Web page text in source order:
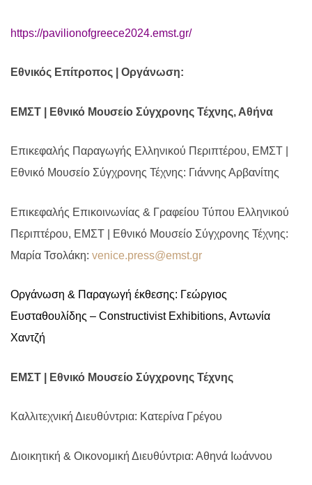
https://pavilionofgreece2024.emst.gr/
Εθνικός Επίτροπος | Οργάνωση:
ΕΜΣΤ | Εθνικό Μουσείο Σύγχρονης Τέχνης, Αθήνα
Επικεφαλής Παραγωγής Ελληνικού Περιπτέρου, ΕΜΣΤ |
Εθνικό Μουσείο Σύγχρονης Τέχνης: Γιάννης Αρβανίτης
Επικεφαλής Επικοινωνίας & Γραφείου Τύπου Ελληνικού
Περιπτέρου, ΕΜΣΤ | Εθνικό Μουσείο Σύγχρονης Τέχνης:
Μαρία Τσολάκη: venice.press@emst.gr
Οργάνωση & Παραγωγή έκθεσης: Γεώργιος
Ευσταθουλίδης – Constructivist Exhibitions, Αντωνία
Χαντζή
ΕΜΣΤ | Εθνικό Μουσείο Σύγχρονης Τέχνης
Καλλιτεχνική Διευθύντρια: Κατερίνα Γρέγου
Διοικητική & Οικονομική Διευθύντρια: Αθηνά Ιωάννου